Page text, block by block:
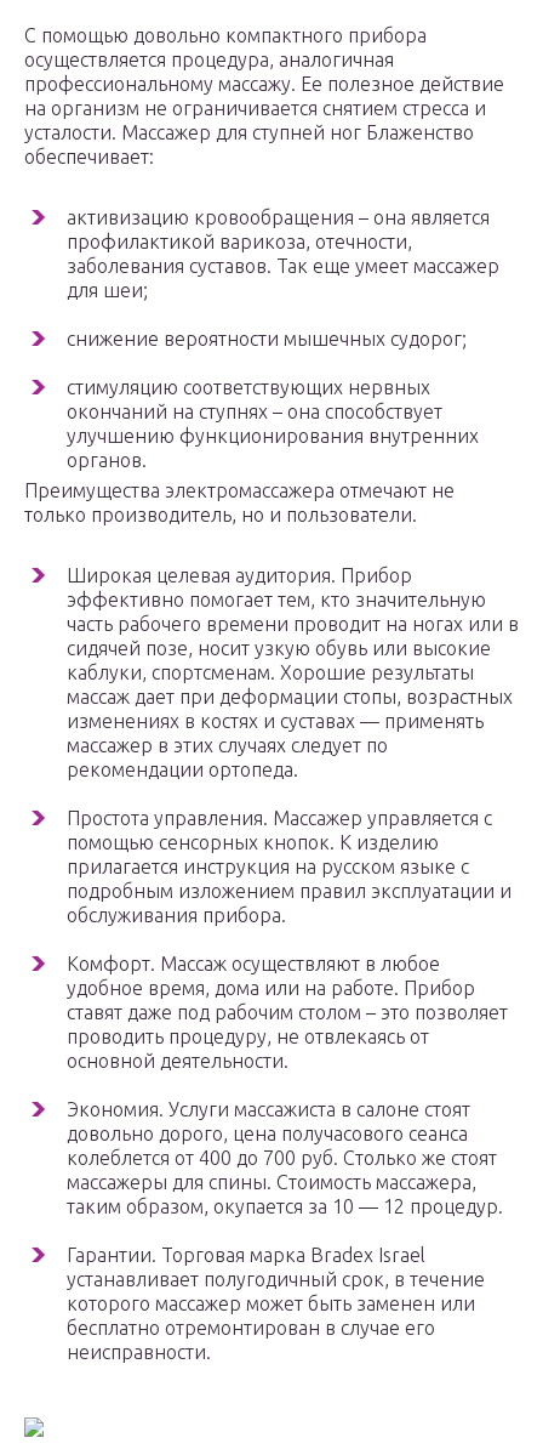
С помощью довольно компактного прибора
осуществляется процедура, аналогичная
профессиональному массажу. Ее полезное действие
на организм не ограничивается снятием стресса и
усталости. Массажер для ступней ног Блаженство
обеспечивает:
активизацию кровообращения – она является
профилактикой варикоза, отечности,
заболевания суставов. Так еще умеет массажер
для шеи;
снижение вероятности мышечных судорог;
стимуляцию соответствующих нервных
окончаний на ступнях – она способствует
улучшению функционирования внутренних
органов.
Преимущества электромассажера отмечают не
только производитель, но и пользователи.
Широкая целевая аудитория. Прибор
эффективно помогает тем, кто значительную
часть рабочего времени проводит на ногах или в
сидячей позе, носит узкую обувь или высокие
каблуки, спортсменам. Хорошие результаты
массаж дает при деформации стопы, возрастных
изменениях в костях и суставах — применять
массажер в этих случаях следует по
рекомендации ортопеда.
Простота управления. Массажер управляется с
помощью сенсорных кнопок. К изделию
прилагается инструкция на русском языке с
подробным изложением правил эксплуатации и
обслуживания прибора.
Комфорт. Массаж осуществляют в любое
удобное время, дома или на работе. Прибор
ставят даже под рабочим столом – это позволяет
проводить процедуру, не отвлекаясь от
основной деятельности.
Экономия. Услуги массажиста в салоне стоят
довольно дорого, цена получасового сеанса
колеблется от 400 до 700 руб. Столько же стоят
массажеры для спины. Стоимость массажера,
таким образом, окупается за 10 — 12 процедур.
Гарантии. Торговая марка Bradex Israel
устанавливает полугодичный срок, в течение
которого массажер может быть заменен или
бесплатно отремонтирован в случае его
неисправности.